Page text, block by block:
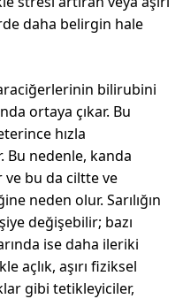
daha belirgin hale
bilirubini
ortaya çıkar. Bu
hızla
Bu nedenle, kanda
bu da ciltte ve
neden olur. Sarılığın
değişebilir; bazı
ise daha ileriki
açlık, aşırı fiziksel
gibi tetikleyiciler,